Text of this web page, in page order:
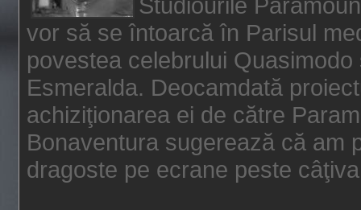
vor să se întoarcă în Parisul
povestea celebrului
Esmeralda. Deocamdată
achiziţionarea ei de către
Bonaventura sugerează că am
dragoste pe ecrane peste